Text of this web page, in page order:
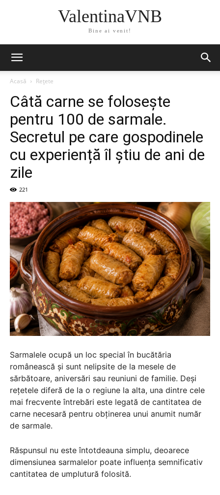
ValentinaVNB
Bine ai venit!
Acasă Rețete
Câtă carne se folosește
pentru 100 de sarmale.
Secretul pe care gospodinele
cu experiență îl știu de ani de
zile
221
Sarmalele ocupă un loc special în bucătăria
românească și sunt nelipsite de la mesele de
sărbătoare, aniversări sau reuniuni de familie. Deși
rețetele diferă de la o regiune la alta, una dintre cele
mai frecvente întrebări este legată de cantitatea de
carne necesară pentru obținerea unui anumit număr
de sarmale.
Răspunsul nu este întotdeauna simplu, deoarece
dimensiunea sarmalelor poate influența semnificativ
cantitatea de umplutură folosită.